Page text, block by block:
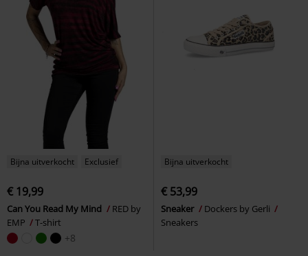
Bijna uitverkocht Exclusief
€ 19,99
Can You Read My Mind
RED by
EMP
T-shirt
+8
Bijna uitverkocht
€ 53,99
Sneaker
Dockers by Gerli
Sneakers